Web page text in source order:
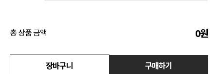
총 상품 금액 0원
장바구니 구매하기